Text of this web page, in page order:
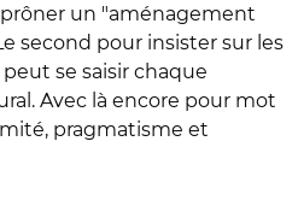
un "aménagement
second pour insister sur les
se saisir chaque
Avec là encore pour mot
pragmatisme et